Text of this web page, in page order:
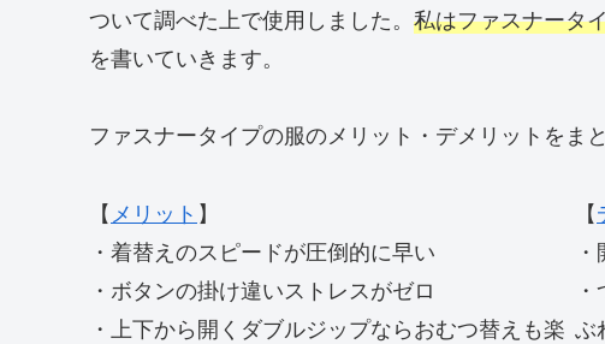
ついて調べた上で使用しました。 私はファスナータ
を書いていきます。
ファスナータイプの服のメリット・デメリットをまと
【 メリット 】
・着替えのスピードが圧倒的に早い
・ボタンの掛け違いストレスがゼロ
・上下から開くダブルジップならおむつ替えも楽
【
ぶ